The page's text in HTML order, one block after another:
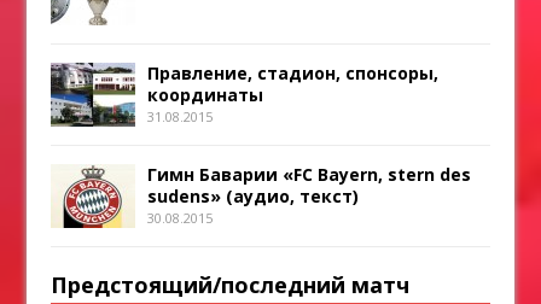
Правление, стадион, спонсоры,
координаты
31.08.2015
Гимн Баварии «FC Bayern, stern des
sudens» (аудио, текст)
30.08.2015
Предстоящий/последний матч